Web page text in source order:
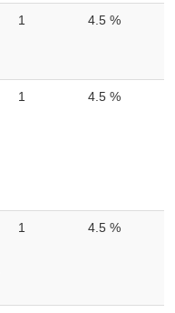
1 4.5 %
1 4.5 %
1 4.5 %